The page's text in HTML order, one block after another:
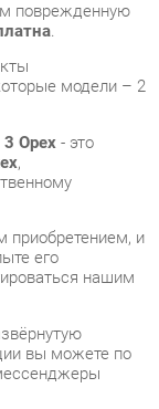
Орех- это
,
и
его
нашим
вы можете по
POINTEX
нашего
список